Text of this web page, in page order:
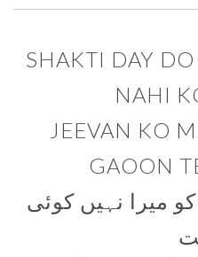
SHAKTI DAY
NAHI
JEEVAN KO
GAOON
میرا نہیں کوئی